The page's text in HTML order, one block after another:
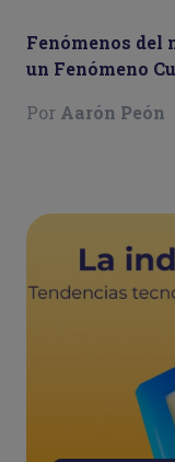
Fenómenos del
un Fenómeno
Por Aarón Peón